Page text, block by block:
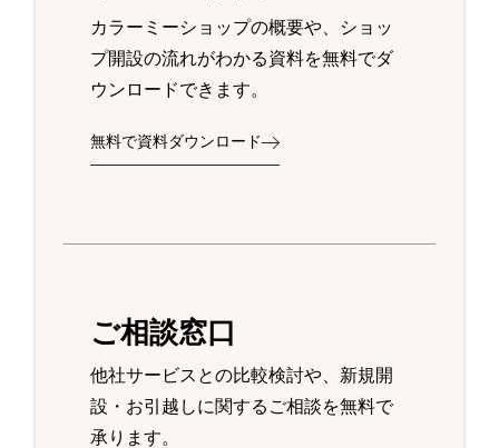
カラーミーショップの概要や、ショッ
プ開設の流れがわかる資料を無料でダ
ウンロードできます。
無料で資料ダウンロード
ご相談窓口
他社サービスとの比較検討や、新規開
設・お引越しに関するご相談を無料で
承ります。